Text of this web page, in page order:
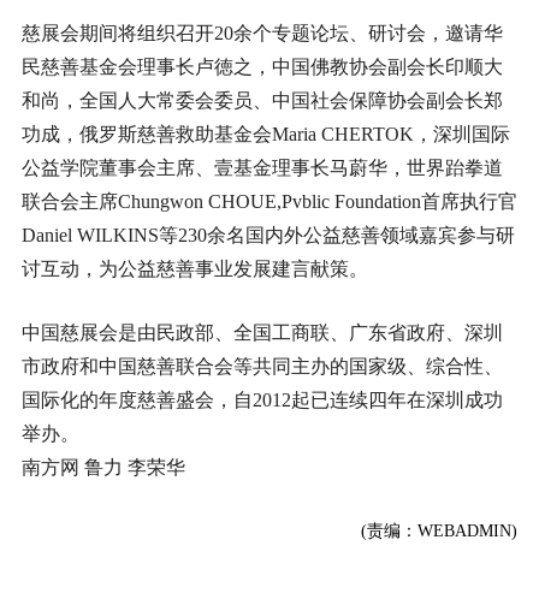
慈展会期间将组织召开20余个专题论坛、研讨会，邀请华
民慈善基金会理事长卢徳之，中国佛教协会副会长印顺大
和尚，全国人大常委会委员、中国社会保障协会副会长郑
功成，俄罗斯慈善救助基金会Maria CHERTOK，深圳国际
公益学院董事会主席、壹基金理事长马蔚华，世界跆拳道
联合会主席Chungwon CHOUE,Pvblic Foundation首席执行官
Daniel WILKINS等230余名国内外公益慈善领域嘉宾参与研
讨互动，为公益慈善事业发展建言献策。
中国慈展会是由民政部、全国工商联、广东省政府、深圳
市政府和中国慈善联合会等共同主办的国家级、综合性、
国际化的年度慈善盛会，自2012起已连续四年在深圳成功
举办。
南方网 鲁力 李荣华
(责编：WEBADMIN)